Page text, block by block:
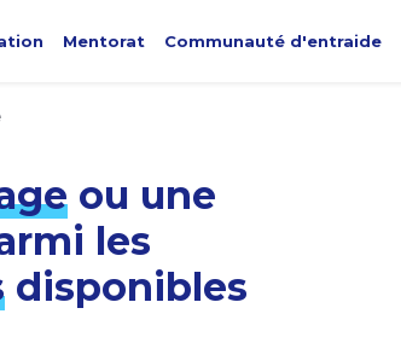
Mentorat Communauté d'entraide
ou une
les
disponibles